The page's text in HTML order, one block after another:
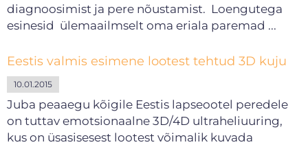
diagnoosimist ja pere nõustamist. Loengutega
esinesid ülemaailmselt oma eriala paremad ...
Eestis valmis esimene lootest tehtud 3D kuju
10.01.2015
Juba peaaegu kõigile Eestis lapseootel peredele
on tuttav emotsionaalne 3D/4D ultraheliuuring,
kus on üsasisesest lootest võimalik kuvada